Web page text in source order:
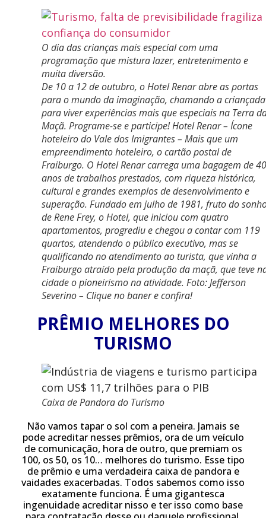
O dia das crianças mais especial com uma
programação que mistura lazer, entretenimento e
muita diversão.
De 10 a 12 de outubro, o Hotel Renar abre as portas
para o mundo da imaginação, chamando a criançada
para viver experiências mais que especiais na Terra
Maçã. Programe-se e participe! Hotel Renar – Ícone
hoteleiro do Vale dos Imigrantes – Mais que um
empreendimento hoteleiro, o cartão postal de
Fraiburgo. O Hotel Renar carrega uma bagagem de 40
anos de trabalhos prestados, com riqueza histórica,
cultural e grandes exemplos de desenvolvimento e
superação. Fundado em julho de 1981, fruto do
de Rene Frey, o Hotel, que iniciou com quatro
apartamentos, progrediu e chegou a contar com 119
quartos, atendendo o público executivo, mas se
qualificando no atendimento ao turista, que vinha a
Fraiburgo atraído pela produção da maçã, que teve
cidade o pioneirismo na atividade. Foto: Jefferson
Severino – Clique no baner e confira!
PRÊMIO MELHORES DO
TURISMO
Caixa de Pandora do Turismo
Não vamos tapar o sol com a peneira. Jamais se
pode acreditar nesses prêmios, ora de um veículo
de comunicação, hora de outro, que premiam os
100, os 50, os 10… melhores do turismo. Esse tipo
de prêmio e uma verdadeira caixa de pandora e
vaidades exacerbadas. Todos sabemos como isso
exatamente funciona. É uma gigantesca
ingenuidade acreditar nisso e ter isso como base